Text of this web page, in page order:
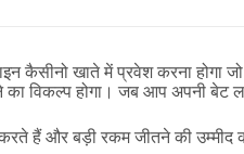
खाते में प्रवेश करना होगा
विकल्प होगा। जब आप अपनी बेट
हैं और बड़ी रकम जीतने की